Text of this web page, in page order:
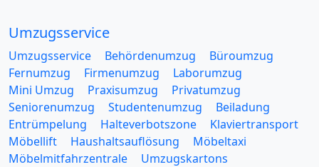
Umzugsservice
Umzugsservice Behördenumzug
Büroumzug
Fernumzug
Firmenumzug
Laborumzug
Mini Umzug
Praxisumzug
Privatumzug
Seniorenumzug
Studentenumzug
Beiladung
Entrümpelung
Halteverbotszone
Klaviertransport
Möbellift
Haushaltsauflösung
Möbeltaxi
Möbelmitfahrzentrale
Umzugskartons